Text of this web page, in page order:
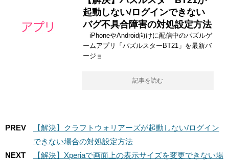
起動しない/ログインできない
バグ不具合障害の対処設定方法
iPhoneやAndroid向けに配信中のパズルゲ
ームアプリ「パズルスターBT21」を最新バ
ージョ
記事を読む
PREV
【解決】クラフトウォリアーズが起動しない/ログイン
できない場合の対処設定方法
NEXT
【解決】Xperiaで画面上の表示サイズを変更できない場